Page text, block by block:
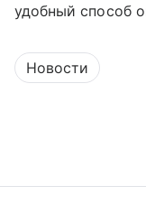
удобный способ
Новости